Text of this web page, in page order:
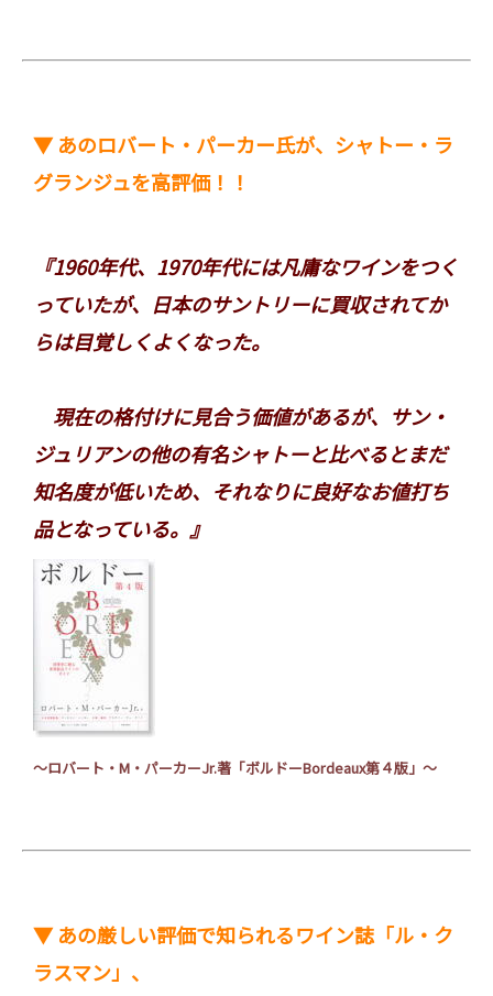
▼ あのロバート・パーカー氏が、シャトー・ラ
グランジュを高評価！！
『1960年代、1970年代には凡庸なワインをつく
っていたが、日本のサントリーに買収されてか
らは目覚しくよくなった。
現在の格付けに見合う価値があるが、サン・
ジュリアンの他の有名シャトーと比べるとまだ
知名度が低いため、それなりに良好なお値打ち
品となっている。』
～ロバート・ M ・パーカーJr.著「ボルドーBordeaux第４版」～
▼ あの厳しい評価で知られるワイン誌「ル・ク
ラスマン」、